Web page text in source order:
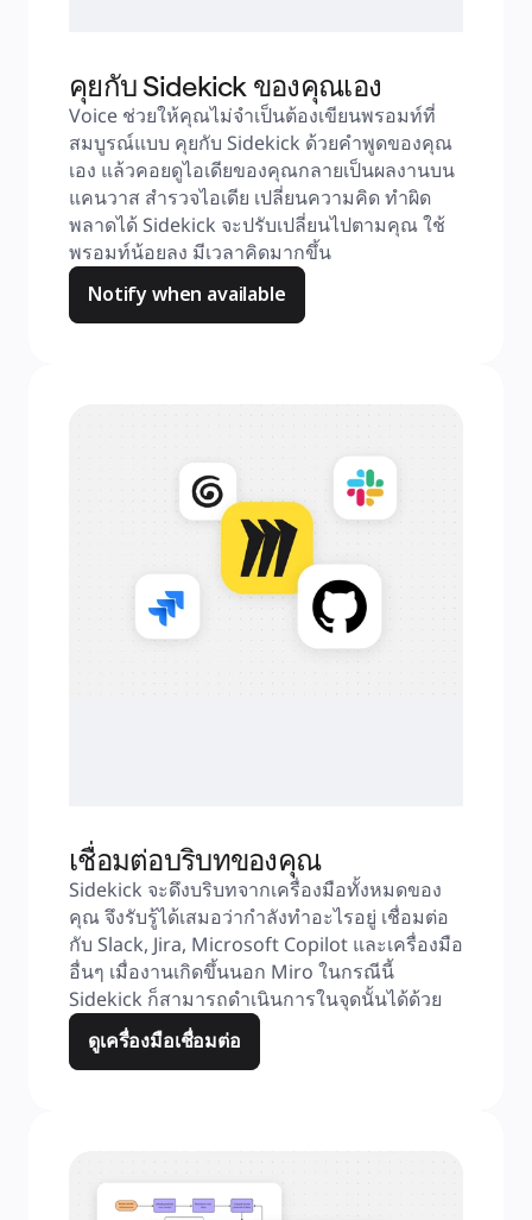
คุยกับ Sidekick ของคุณเอง
Voice ช่วยให้คุณไม่จำเป็นต้องเขียนพรอมท์ที่
สมบูรณ์แบบ คุยกับ Sidekick ด้วยคำพูดของคุณ
เอง แล้วคอยดูไอเดียของคุณกลายเป็นผลงานบน
แคนวาส สำรวจไอเดีย เปลี่ยนความคิด ทำผิด
พลาดได้ Sidekick จะปรับเปลี่ยนไปตามคุณ ใช้
พรอมท์น้อยลง มีเวลาคิดมากขึ้น
Notify when available
เชื่อมต่อบริบทของคุณ
Sidekick จะดึงบริบทจากเครื่องมือทั้งหมดของ
คุณ จึงรับรู้ได้เสมอว่ากำลังทำอะไรอยู่ เชื่อมต่อ
กับ Slack, Jira, Microsoft Copilot และเครื่องมือ
อื่นๆ เมื่องานเกิดขึ้นนอก Miro ในกรณีนี้
Sidekick ก็สามารถดำเนินการในจุดนั้นได้ด้วย
ดูเครื่องมือเชื่อมต่อ